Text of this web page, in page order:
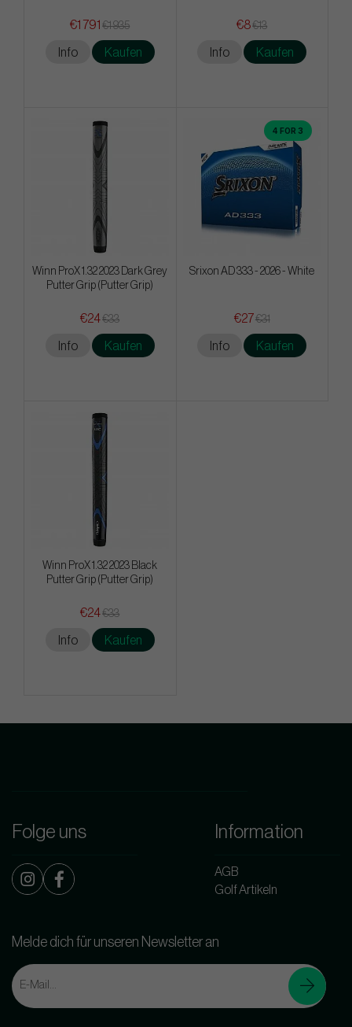
€1 791 €1 935
Info Kaufen
€8€13
Info Kaufen
Winn ProX 1.32 2023 Dark Grey
Putter Grip (Putter Grip)
€24€33
Info Kaufen
4 FOR 3
Srixon AD 333 - 2026 - White
€27€31
Info Kaufen
Winn ProX 1.32 2023 Black
Putter Grip (Putter Grip)
€24€33
Info Kaufen
Folge uns Information
AGB
Golf Artikeln
Melde dich für unseren Newsletter an